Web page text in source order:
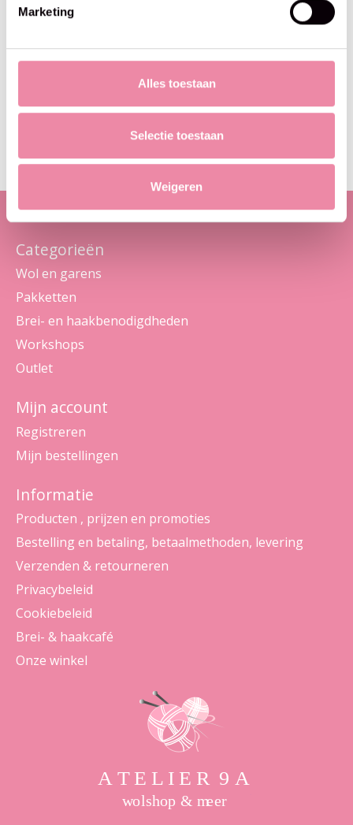
Marketing
Alles toestaan
Selectie toestaan
Weigeren
Blijf op de hoogte
Maak je geen zorgen, we sturen geen spam
Categorieën
Wol en garens
Pakketten
Brei- en haakbenodigdheden
Workshops
Outlet
Mijn account
Registreren
Mijn bestellingen
Informatie
Producten , prijzen en promoties
Bestelling en betaling, betaalmethoden, levering
Verzenden & retourneren
Privacybeleid
Cookiebeleid
Brei- & haakcafé
Onze winkel